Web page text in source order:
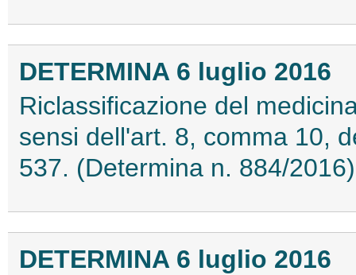
DETERMINA 6 luglio 2016
Riclassificazione del
sensi dell'art. 8, comma 10,
537. (Determina n. 884/
DETERMINA 6 luglio 2016